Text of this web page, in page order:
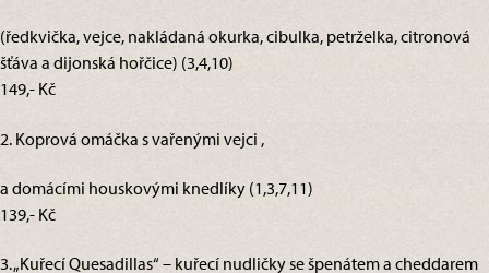
(ředkvička, vejce, nakládaná okurka, cibulka, petrželka, citronová
šťáva a dijonská hořčice) (3,4,10)
149,- Kč
2. Koprová omáčka s vařenými vejci ,
a domácími houskovými knedlíky (1,3,7,11)
139,- Kč
3. „Kuřecí Quesadillas“ – kuřecí nudličky se špenátem a cheddarem